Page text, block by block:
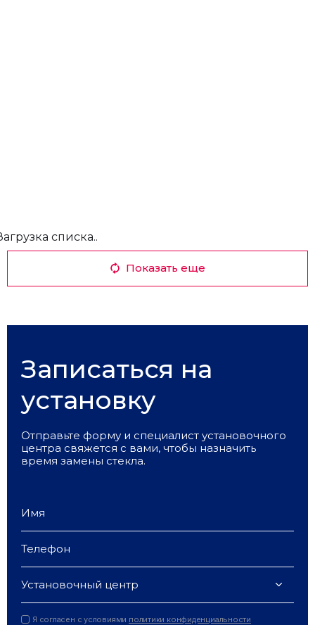
списка..
Показать еще
Записаться на
установку
Отправьте форму и специалист установочного
центра свяжется с вами, чтобы назначить
время замены стекла.
Установочный центр
Я согласен с условиями политики конфиденциальности